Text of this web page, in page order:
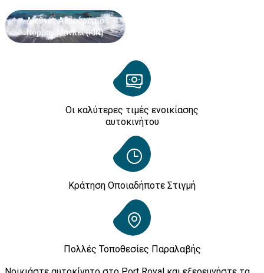
Διεθνές Αεροδρόμιο
Νόρμαν Μάνλεϊ (KIN)
Οι καλύτερες τιμές ενοικίασης
αυτοκινήτου
Κράτηση Οποιαδήποτε Στιγμή
Πολλές Τοποθεσίες Παραλαβής